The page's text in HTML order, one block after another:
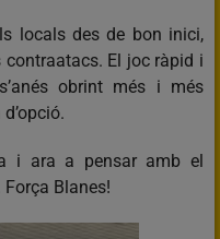
locals des de bon inici,
El joc ràpid i
obrint més i més
i ara a pensar amb el
Força Blanes!